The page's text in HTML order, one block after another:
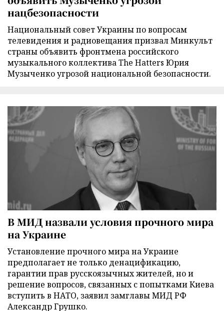
нацбезопасности
Национальный совет Украины по вопросам
телевидения и радиовещания призвал Минкульт
страны объявить фронтмена российского
музыкального коллектива The Hatters Юрия
Музыченко угрозой национальной безопасности.
В МИД назвали условия прочного мира
на Украине
Установление прочного мира на Украине
предполагает не только денацификацию,
гарантии прав русскоязычных жителей, но и
решение вопросов, связанных с попытками Киева
вступить в НАТО, заявил замглавы МИД РФ
Александр Грушко.